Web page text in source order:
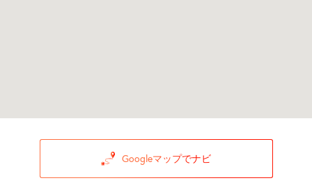
Googleマップでナビ